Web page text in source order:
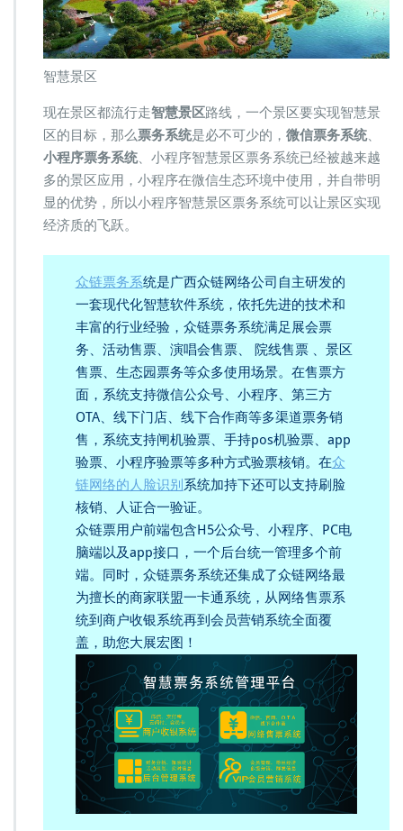
智慧景区
现在景区都流行走智慧景区路线，一个景区要实现智慧景
区的目标，那么票务系统是必不可少的， 微信票务系统、
小程序票务系统、小程序智慧景区票务系统已经被越来越
多的景区应用，小程序在微信生态环境中使用，并自带明
显的优势，所以小程序智慧景区票务系统可以让景区实现
经济质的飞跃。
众链票务系统是广西众链网络公司自主研发的
一套现代化智慧软件系统，依托先进的技术和
丰富的行业经验，众链票务系统满足展会票
务、活动售票、演唱会售票、 院线售票 、景区
售票、生态园票务等众多使用场景。在售票方
面，系统支持微信公众号、小程序、第三方
OTA、线下门店、线下合作商等多渠道票务销
售，系统支持闸机验票、手持pos机验票、app
验票、小程序验票等多种方式验票核销。在众
链网络的人脸识别 系统加持下还可以支持刷脸
核销、人证合一验证。
众链票用户前端包含H5公众号、小程序、PC电
脑端以及app接口，一个后台统一管理多个前
端。同时，众链票务系统还集成了众链网络最
为擅长的商家联盟一卡通系统，从网络售票系
统到商户收银系统再到会员营销系统全面覆
盖，助您大展宏图！